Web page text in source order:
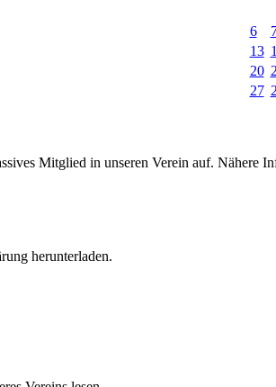
6
13
20
27
Mitglied in unseren Verein auf. Nähere
herunterladen.